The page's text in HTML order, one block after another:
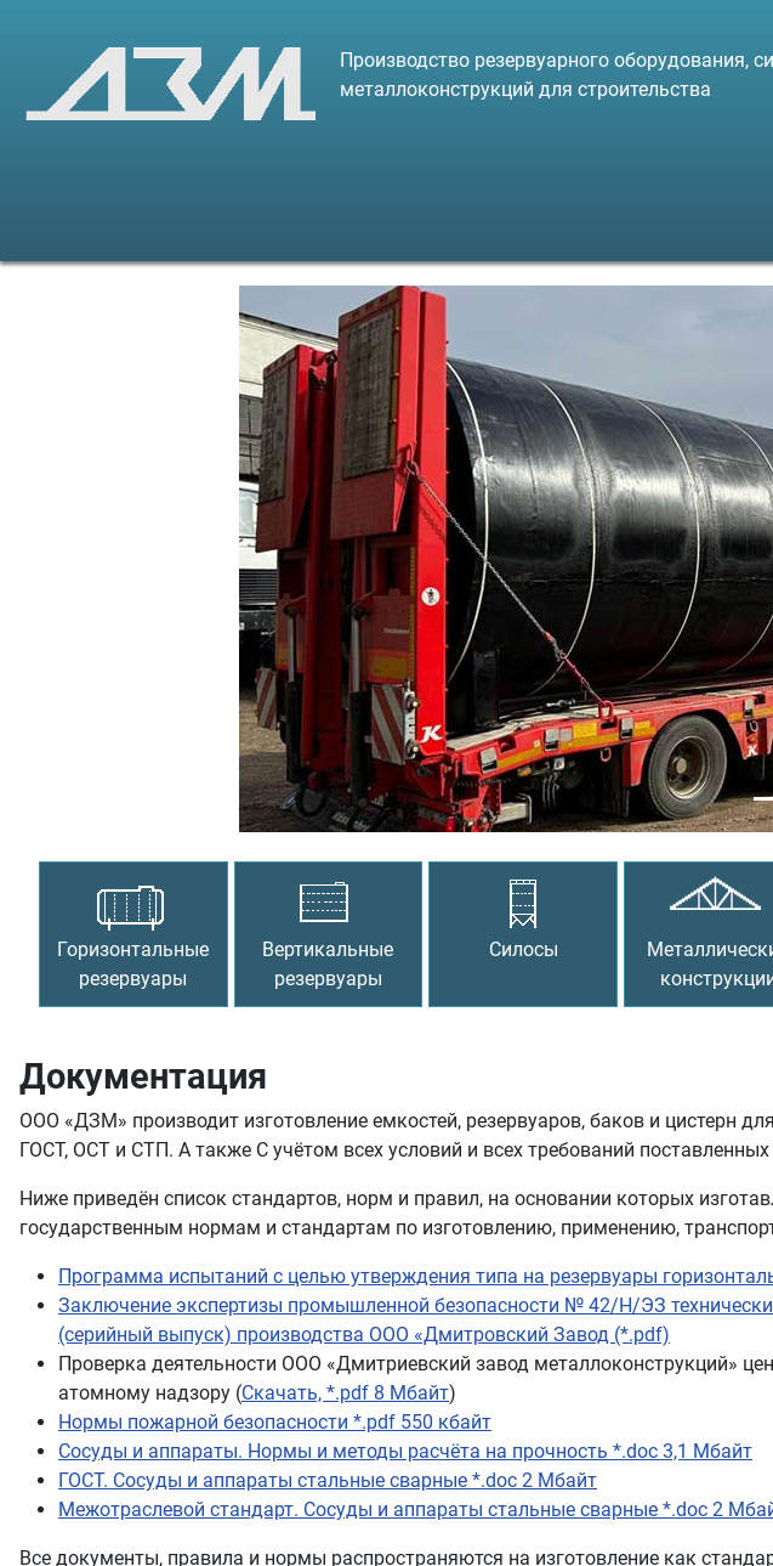
Производство резервуарного оборудования,
металлоконструкций для строительства
Предыдущий
Горизонтальные
резервуары
Вертикальные
резервуары
Силосы
Документация
ООО «ДЗМ» производит изготовление емкостей, резервуаров, баков и цистерн
ГОСТ, ОСТ и СТП. А также С учётом всех условий и всех требований
Ниже приведён список стандартов, норм и правил, на основании которых
государственным нормам и стандартам по изготовлению, применению,
Программа испытаний с целью утверждения типа на резервуары
Заключение экспертизы промышленной безопасности № 42/Н/ЭЗ
(серийный выпуск) производства ООО «Дмитровский Завод (*.pdf)
Проверка деятельности ООО «Дмитриевский завод металлоконструкций»
атомному надзору (Скачать, *.pdf 8 Мбайт)
Нормы пожарной безопасности *.pdf 550 кбайт
Сосуды и аппараты. Нормы и методы расчёта на прочность *.doc 3,1 Мбайт
ГОСТ. Сосуды и аппараты стальные сварные *.doc 2 Мбайт
Межотраслевой стандарт. Сосуды и аппараты стальные сварные *.doc 2
Все документы, правила и нормы распространяются на изготовление как